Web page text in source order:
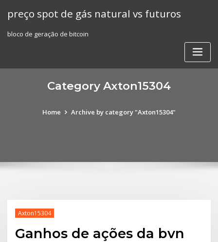
preço spot de gás natural vs futuros
bloco de geração de bitcoin
Category Axton15304
Home Archive by category "Axton15304"
Axton15304
Ganhos de ações da bvn